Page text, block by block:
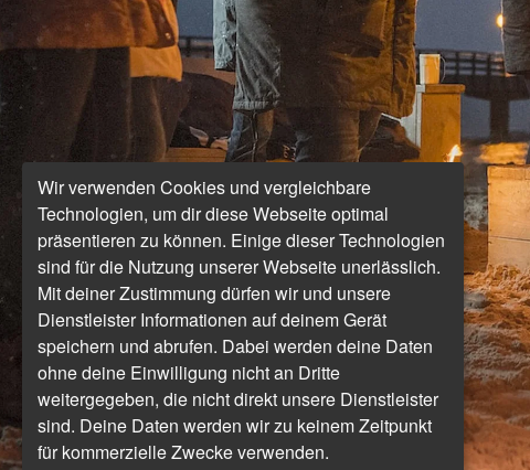
Wir verwenden Cookies und vergleichbare
Technologien, um dir diese Webseite optimal
präsentieren zu können. Einige dieser Technologien
sind für die Nutzung unserer Webseite unerlässlich.
Mit deiner Zustimmung dürfen wir und unsere
Dienstleister Informationen auf deinem Gerät
speichern und abrufen. Dabei werden deine Daten
ohne deine Einwilligung nicht an Dritte
weitergegeben, die nicht direkt unsere Dienstleister
sind. Deine Daten werden wir zu keinem Zeitpunkt
für kommerzielle Zwecke verwenden.